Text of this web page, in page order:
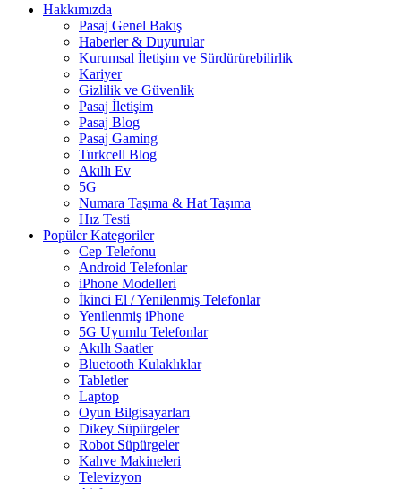
Hakkımızda
Pasaj Genel Bakış
Haberler & Duyurular
Kurumsal İletişim ve Sürdürürebilirlik
Kariyer
Gizlilik ve Güvenlik
Pasaj İletişim
Pasaj Blog
Pasaj Gaming
Turkcell Blog
Akıllı Ev
5G
Numara Taşıma & Hat Taşıma
Hız Testi
Popüler Kategoriler
Cep Telefonu
Android Telefonlar
iPhone Modelleri
İkinci El / Yenilenmiş Telefonlar
Yenilenmiş iPhone
5G Uyumlu Telefonlar
Akıllı Saatler
Bluetooth Kulaklıklar
Tabletler
Laptop
Oyun Bilgisayarları
Dikey Süpürgeler
Robot Süpürgeler
Kahve Makineleri
Televizyon